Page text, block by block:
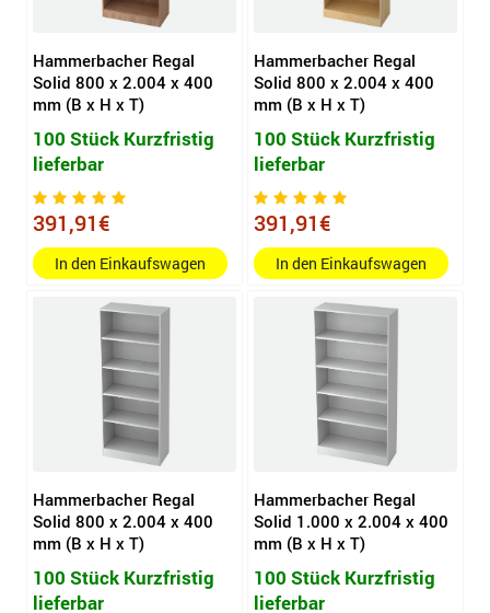
Hammerbacher Regal
Solid 800 x 2.004 x 400
mm (B x H x T)
100 Stück Kurzfristig
lieferbar
391,91€
In den Einkaufswagen
Hammerbacher Regal
Solid 800 x 2.004 x 400
mm (B x H x T)
100 Stück Kurzfristig
lieferbar
391,91€
In den Einkaufswagen
Hammerbacher Regal
Solid 800 x 2.004 x 400
mm (B x H x T)
100 Stück Kurzfristig
lieferbar
Hammerbacher Regal
Solid 1.000 x 2.004 x 400
mm (B x H x T)
100 Stück Kurzfristig
lieferbar